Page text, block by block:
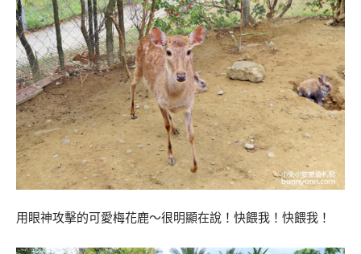
用眼神攻擊的可愛梅花鹿～很明顯在說！快餵我！快餵我！